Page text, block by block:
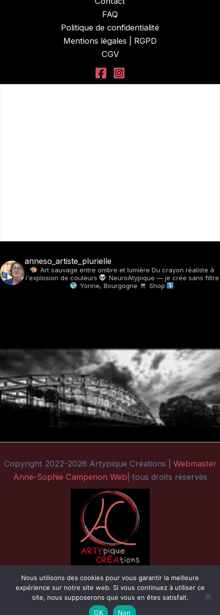
FAQ
Politique de confidentialité
Mentions légales | RGPD
CGV
anneso_artiste_plurielle
Art sauvage entre ombre et lumière Du crayon réaliste à
l'explosion de couleurs
NeuroAtypique — je crée sans filtre
Yonne, Bourgogne
Shop
Copyright 2022-2026 Artypique Créations | Webmaster
Anne-Sophie Campenon Web | tous droits réservés
Nous utilisons des cookies pour vous garantir la meilleure
expérience sur notre site web. Si vous continuez à utiliser ce
site, nous supposerons que vous en êtes satisfait.
OK
Non